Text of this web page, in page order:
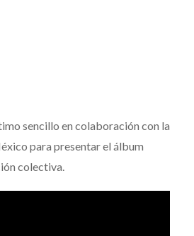
sencillo en colaboración con la
para presentar el álbum
colectiva.